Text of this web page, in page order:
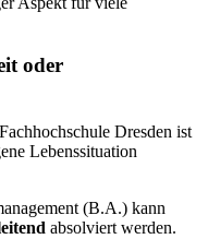
oder
Dresden ist
Lebenssituation
(B.A.) kann
absolviert werden.